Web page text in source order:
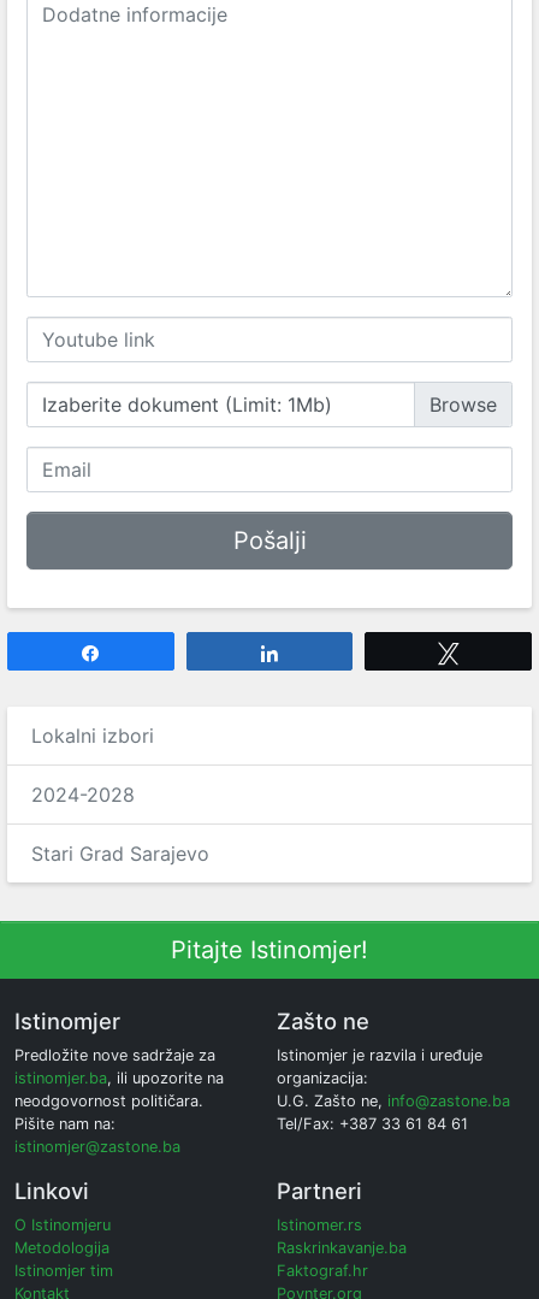
Izaberite dokument (Limit: 1Mb)
Lokalni izbori
2024-2028
Stari Grad Sarajevo
Pitajte Istinomjer!
Istinomjer
Predložite nove sadržaje za
istinomjer.ba, ili upozorite na
neodgovornost političara.
Pišite nam na:
istinomjer@zastone.ba
Zašto ne
Istinomjer je razvila i uređuje
organizacija:
U.G. Zašto ne, info@zastone.ba
Tel/Fax: +387 33 61 84 61
Linkovi
O Istinomjeru
Metodologija
Istinomjer tim
Kontakt
Partneri
Istinomer.rs
Raskrinkavanje.ba
Faktograf.hr
Poynter.org